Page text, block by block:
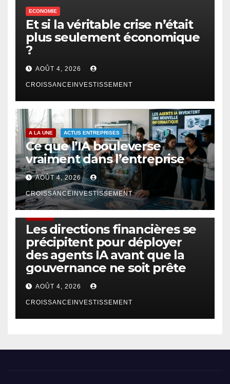
ECONOMIE
Et si la véritable crise n’était
plus seulement économique
?
AOÛT 4, 2026
CROISSANCEINVESTISSEMENT
A LA UNE ACTUS ENTREPRISES
Ce que l’IA bouleverse
vraiment dans l’entreprise
AOÛT 4, 2026
CROISSANCEINVESTISSEMENT
Les directions financières se
précipitent pour déployer
des agents IA avant que la
gouvernance ne soit prête
AOÛT 4, 2026
CROISSANCEINVESTISSEMENT